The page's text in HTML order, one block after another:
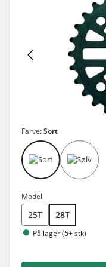
Farve:Sort
Model
25T 28T
På lager (5+ stk)